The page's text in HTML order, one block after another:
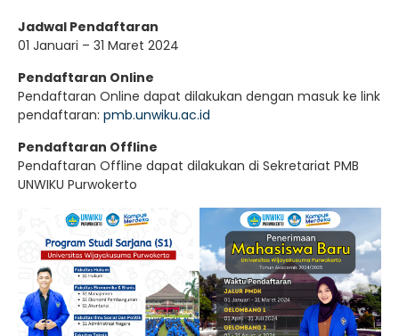
Jadwal Pendaftaran
01 Januari – 31 Maret 2024
Pendaftaran Online
Pendaftaran Online dapat dilakukan dengan masuk ke link
pendaftaran: pmb.unwiku.ac.id
Pendaftaran Offline
Pendaftaran Offline dapat dilakukan di Sekretariat PMB
UNWIKU Purwokerto